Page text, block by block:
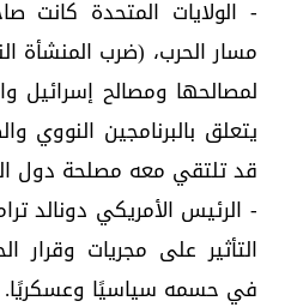
- الولايات المتحدة كانت
مسار الحرب، (ضرب المنشأة
لمصالحها ومصالح إسرائيل
يتعلق بالبرنامجين النووي
قد تلتقي معه مصلحة دول
- الرئيس الأمريكي دونالد
التأثير على مجريات
في حسمه سياسيًا وعسكريًا.